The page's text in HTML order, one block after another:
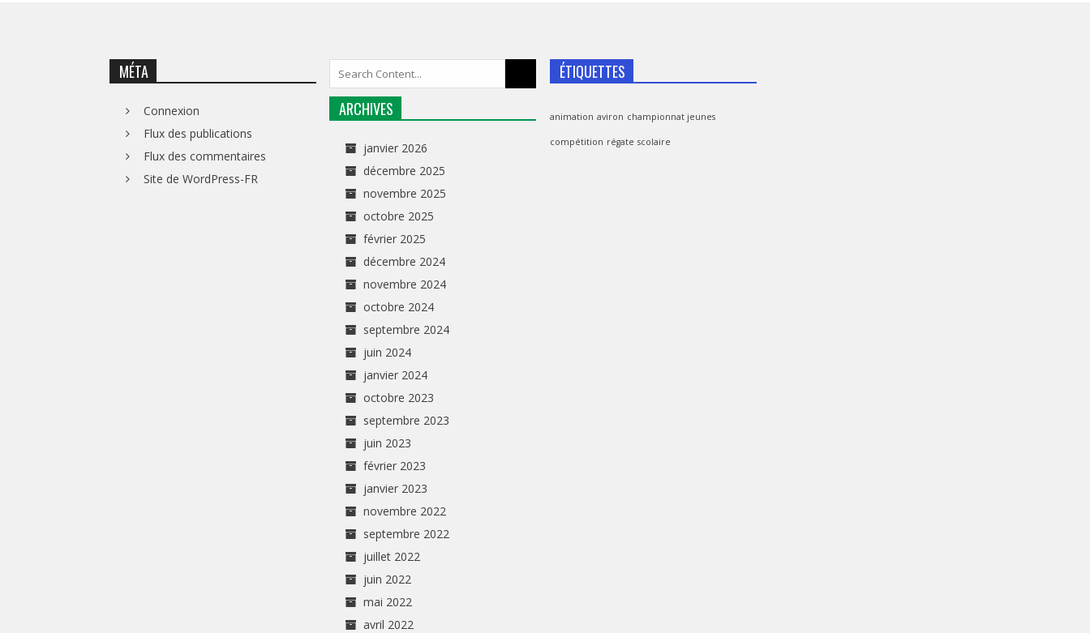
MÉTA
Connexion
Flux des publications
Flux des commentaires
Site de WordPress-FR
ARCHIVES
janvier 2026
décembre 2025
novembre 2025
octobre 2025
février 2025
décembre 2024
novembre 2024
octobre 2024
septembre 2024
juin 2024
janvier 2024
octobre 2023
septembre 2023
juin 2023
février 2023
janvier 2023
novembre 2022
septembre 2022
juillet 2022
juin 2022
mai 2022
avril 2022
ÉTIQUETTES
animation aviron championnat jeunes
compétition régate scolaire